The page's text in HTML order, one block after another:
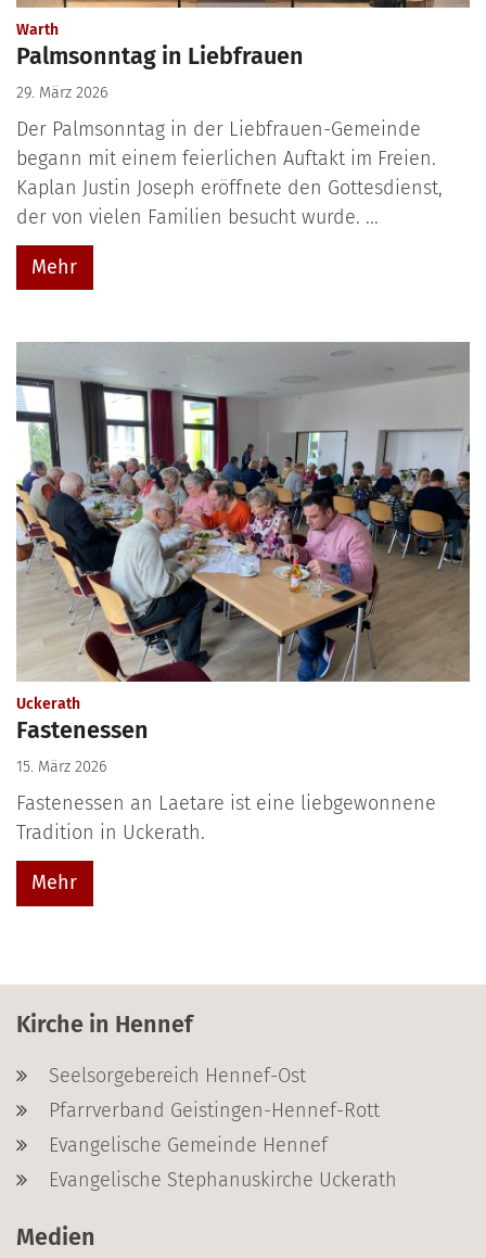
Warth:
Palmsonntag in Liebfrauen
29. März 2026
Der Palmsonntag in der Liebfrauen-Gemeinde
begann mit einem feierlichen Auftakt im Freien.
Kaplan Justin Joseph eröffnete den Gottesdienst,
der von vielen Familien besucht wurde. ...
Mehr
Uckerath:
Fastenessen
15. März 2026
Fastenessen an Laetare ist eine liebgewonnene
Tradition in Uckerath.
Mehr
Kirche in Hennef
Seelsorgebereich Hennef-Ost
Pfarrverband Geistingen-Hennef-Rott
Evangelische Gemeinde Hennef
Evangelische Stephanuskirche Uckerath
Medien